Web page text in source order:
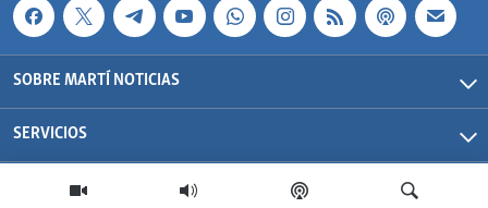
SOBRE MARTÍ NOTICIAS
SERVICIOS
Martí Noticias| 2026 | OCB | Todos los derechos reservados.